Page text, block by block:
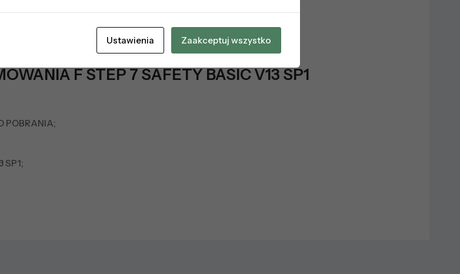
Opinie (0)
F STEP 7 SAFETY BASIC V13 SP1
POBRANIA;
SP1;
Ustawienia Zaakceptuj wszystko